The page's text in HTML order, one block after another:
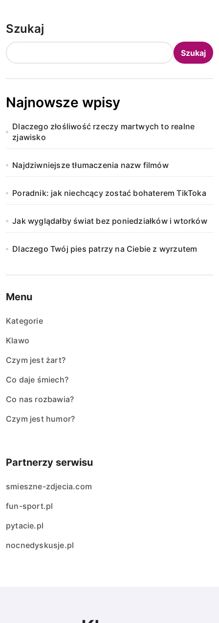
Szukaj
Szukaj
Najnowsze wpisy
Dlaczego złośliwość rzeczy martwych to realne
zjawisko
Najdziwniejsze tłumaczenia nazw filmów
Poradnik: jak niechcący zostać bohaterem TikToka
Jak wyglądałby świat bez poniedziałków i wtorków
Dlaczego Twój pies patrzy na Ciebie z wyrzutem
Menu
Kategorie
Klawo
Czym jest żart?
Co daje śmiech?
Co nas rozbawia?
Czym jest humor?
Partnerzy serwisu
smieszne-zdjecia.com
fun-sport.pl
pytacie.pl
nocnedyskusje.pl